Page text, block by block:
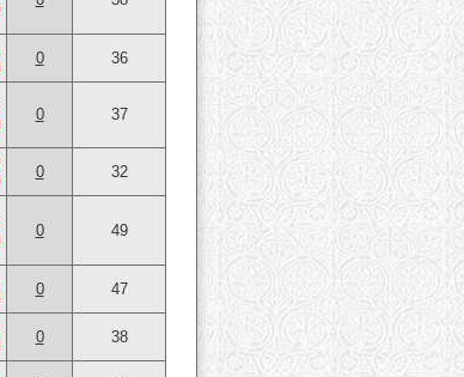
0 36
0 37
0 32
0 49
0 47
0 38